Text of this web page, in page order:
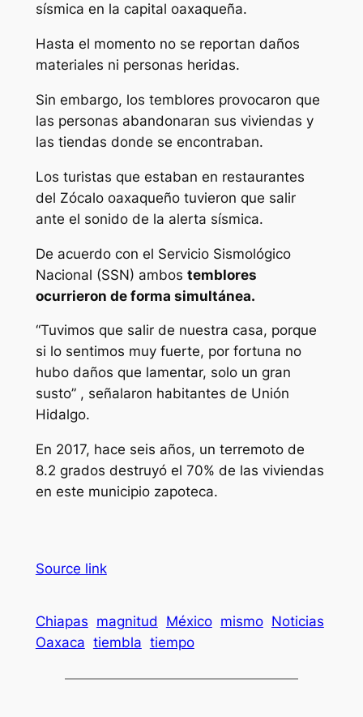
sísmica en la capital oaxaqueña.
Hasta el momento no se reportan daños
materiales ni personas heridas.
Sin embargo, los temblores provocaron que
las personas abandonaran sus viviendas y
las tiendas donde se encontraban.
Los turistas que estaban en restaurantes
del Zócalo oaxaqueño tuvieron que salir
ante el sonido de la alerta sísmica.
De acuerdo con el Servicio Sismológico
Nacional (SSN) ambos temblores
ocurrieron de forma simultánea.
“Tuvimos que salir de nuestra casa, porque
si lo sentimos muy fuerte, por fortuna no
hubo daños que lamentar, solo un gran
susto” , señalaron habitantes de Unión
Hidalgo.
En 2017, hace seis años, un terremoto de
8.2 grados destruyó el 70% de las viviendas
en este municipio zapoteca.
Source link
Chiapas magnitud México mismo Noticias
Oaxaca tiembla tiempo